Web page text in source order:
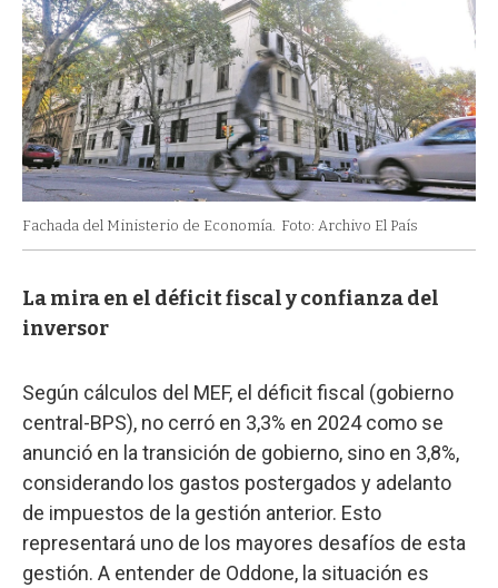
Fachada del Ministerio de Economía. Foto: Archivo El País
La mira en el déficit fiscal y confianza del
inversor
Según cálculos del MEF, el déficit fiscal (gobierno
central-BPS), no cerró en 3,3% en 2024 como se
anunció en la transición de gobierno, sino en 3,8%,
considerando los gastos postergados y adelanto
de impuestos de la gestión anterior. Esto
representará uno de los mayores desafíos de esta
gestión. A entender de Oddone, la situación es